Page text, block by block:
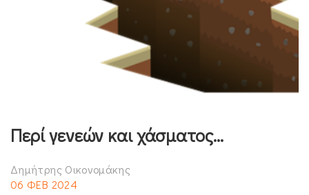
Περί γενεών και χάσματος…
Δημήτρης Οικονομάκης
06 ΦΕΒ 2024